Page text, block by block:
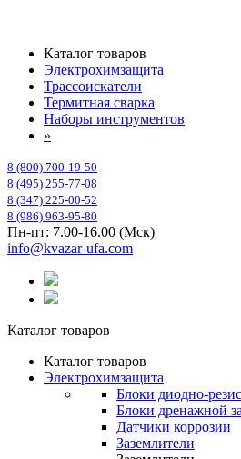
Каталог товаров
Электрохимзащита
Трассоискатели
Термитная сварка
Наборы инструментов
»
8 (800) 700-19-50
8 (495) 255-77-08
8 (347) 225-00-52
8 (986) 963-95-80
Пн-пт: 7.00-16.00 (Мск)
info@kvazar-ufa.com
Каталог товаров
Каталог товаров
Электрохимзащита
Блоки диодно-
Блоки дренажной
Датчики коррозии
Заземлители